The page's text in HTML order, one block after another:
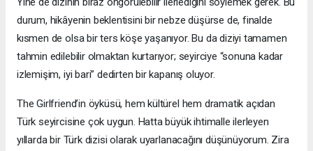
durum, hikâyenin beklentisini bir nebze düşürse de, finalde
kısmen de olsa bir ters köşe yaşanıyor. Bu da diziyi tamamen
tahmin edilebilir olmaktan kurtarıyor; seyirciye “sonuna kadar
izlemişim, iyi bari” dedirten bir kapanış oluyor.
The Girlfriend’in öyküsü, hem kültürel hem dramatik açıdan
Türk seyircisine çok uygun. Hatta büyük ihtimalle ilerleyen
yıllarda bir Türk dizisi olarak uyarlanacağını düşünüyorum. Zira